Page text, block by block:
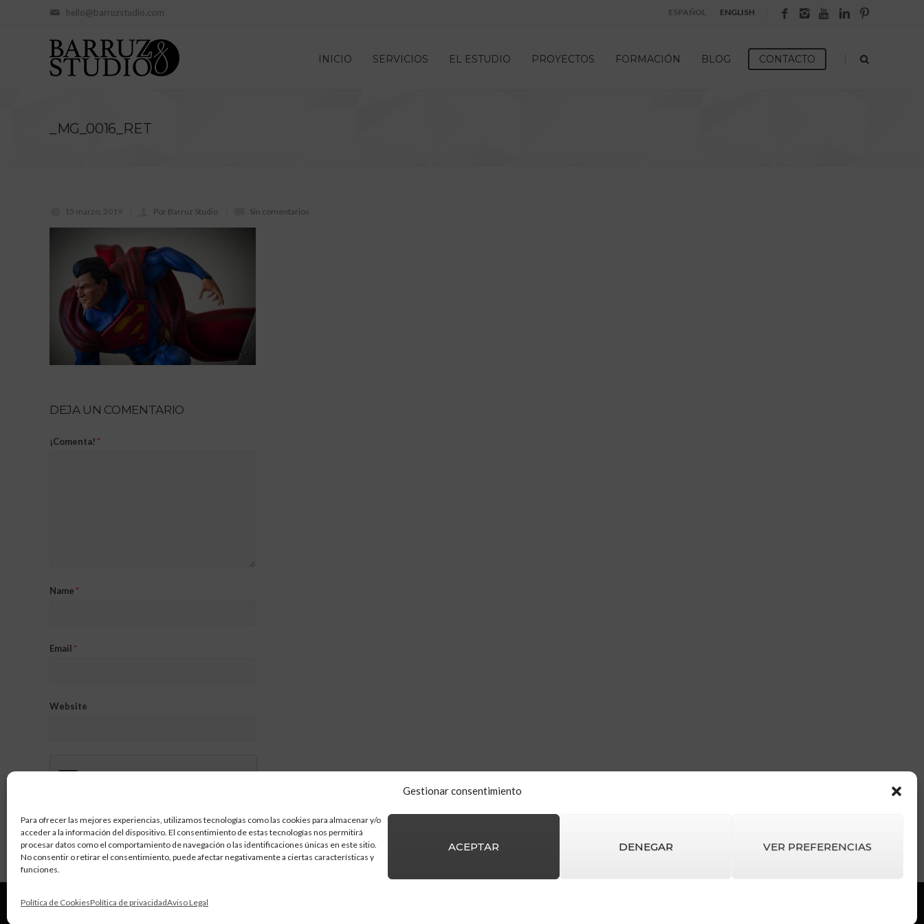
Gestionar consentimiento
Para ofrecer las mejores experiencias, utilizamos tecnologías como las cookies para almacenar y/o
acceder a la información del dispositivo. El consentimiento de estas tecnologías nos permitirá
procesar datos como el comportamiento de navegación o las identificaciones únicas en este sitio.
No consentir o retirar el consentimiento, puede afectar negativamente a ciertas características y
funciones.
ACEPTAR DENEGAR VER PREFERENCIAS
Política de CookiesPolítica de privacidadAviso Legal
hello@barruzstudio.com ESPAÑOL ENGLISH
INICIO SERVICIOS EL ESTUDIO PROYECTOS FORMACIÓN BLOG CONTACTO
_MG_0016_RET
15 marzo, 2019 Por Barruz Studio Sin comentarios
DEJA UN COMENTARIO
¡Comenta! *
Name *
Email *
Website
Barruz Studio© 2026 |Aviso Legal|Política de privacidad